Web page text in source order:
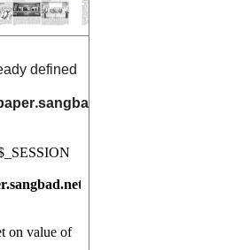
defined